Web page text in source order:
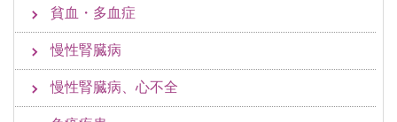
貧血・多血症
慢性腎臓病
慢性腎臓病、心不全